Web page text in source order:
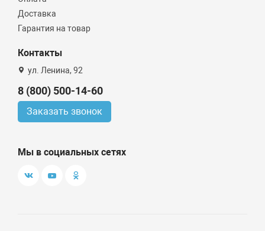
Доставка
Гарантия на товар
Контакты
ул. Ленина, 92
8 (800) 500-14-60
Заказать звонок
Мы в социальных сетях